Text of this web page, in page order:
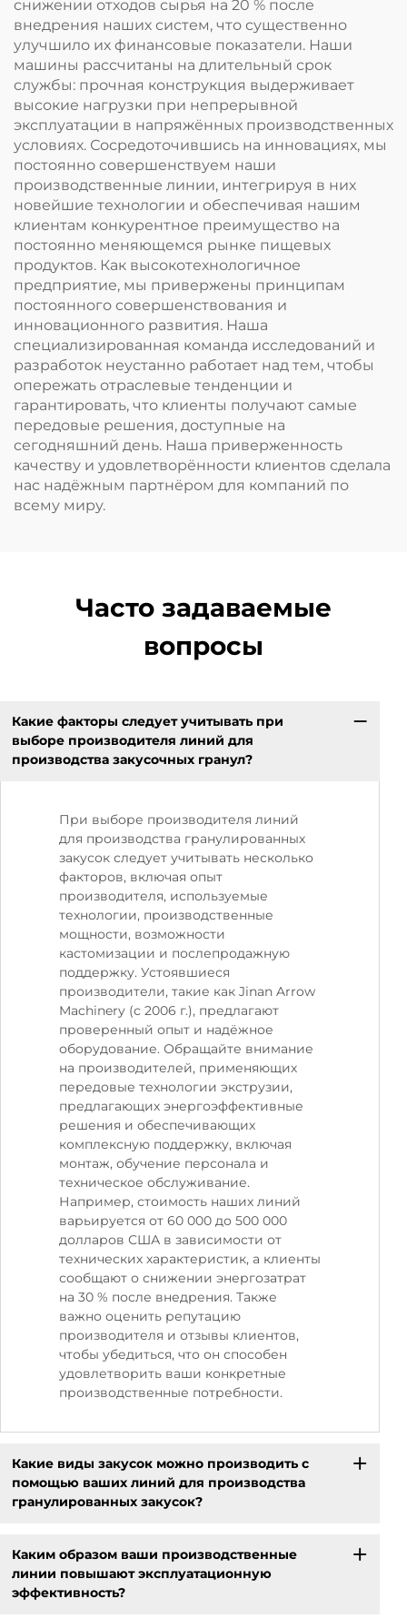
снижении отходов сырья на 20 % после
внедрения наших систем, что существенно
улучшило их финансовые показатели. Наши
машины рассчитаны на длительный срок
службы: прочная конструкция выдерживает
высокие нагрузки при непрерывной
эксплуатации в напряжённых производственных
условиях. Сосредоточившись на инновациях, мы
постоянно совершенствуем наши
производственные линии, интегрируя в них
новейшие технологии и обеспечивая нашим
клиентам конкурентное преимущество на
постоянно меняющемся рынке пищевых
продуктов. Как высокотехнологичное
предприятие, мы привержены принципам
постоянного совершенствования и
инновационного развития. Наша
специализированная команда исследований и
разработок неустанно работает над тем, чтобы
опережать отраслевые тенденции и
гарантировать, что клиенты получают самые
передовые решения, доступные на
сегодняшний день. Наша приверженность
качеству и удовлетворённости клиентов сделала
нас надёжным партнёром для компаний по
всему миру.
Часто задаваемые
вопросы
Какие факторы следует учитывать при
выборе производителя линий для
производства закусочных гранул?
При выборе производителя линий
для производства гранулированных
закусок следует учитывать несколько
факторов, включая опыт
производителя, используемые
технологии, производственные
мощности, возможности
кастомизации и послепродажную
поддержку. Устоявшиеся
производители, такие как Jinan Arrow
Machinery (с 2006 г.), предлагают
проверенный опыт и надёжное
оборудование. Обращайте внимание
на производителей, применяющих
передовые технологии экструзии,
предлагающих энергоэффективные
решения и обеспечивающих
комплексную поддержку, включая
монтаж, обучение персонала и
техническое обслуживание.
Например, стоимость наших линий
варьируется от 60 000 до 500 000
долларов США в зависимости от
технических характеристик, а клиенты
сообщают о снижении энергозатрат
на 30 % после внедрения. Также
важно оценить репутацию
производителя и отзывы клиентов,
чтобы убедиться, что он способен
удовлетворить ваши конкретные
производственные потребности.
Какие виды закусок можно производить с
помощью ваших линий для производства
гранулированных закусок?
Каким образом ваши производственные
линии повышают эксплуатационную
эффективность?